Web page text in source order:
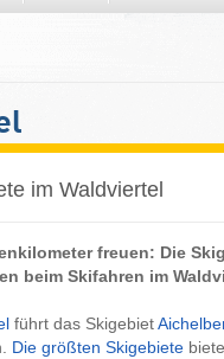
im Waldviertel
freuen: Die
beim Skifahren im
führt das Skigebiet
Die größten Skigebiete